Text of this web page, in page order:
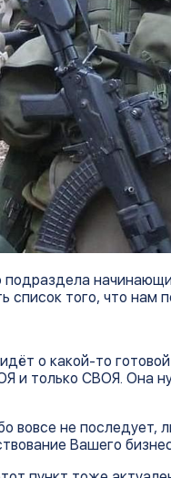
того, что нам
о какой-то
и только СВОЯ. Она
вовсе не последует,
Вашего